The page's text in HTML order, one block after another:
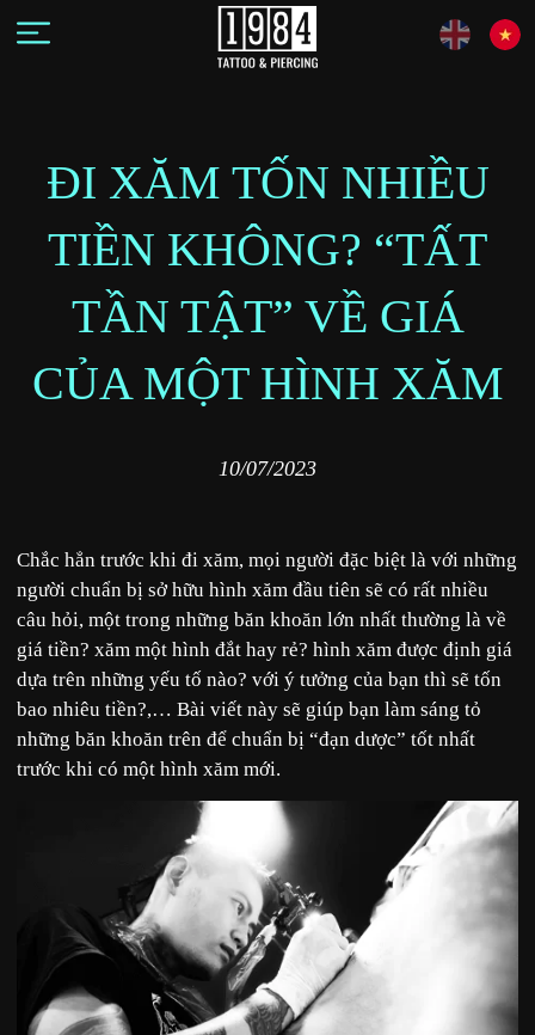
ĐI XĂM TỐN NHIỀU
TIỀN KHÔNG? “TẤT
TẦN TẬT” VỀ GIÁ
CỦA MỘT HÌNH XĂM
10/07/2023
Chắc hẳn trước khi đi xăm, mọi người đặc biệt là với những
người chuẩn bị sở hữu hình xăm đầu tiên sẽ có rất nhiều
câu hỏi, một trong những băn khoăn lớn nhất thường là về
giá tiền? xăm một hình đắt hay rẻ? hình xăm được định giá
dựa trên những yếu tố nào? với ý tưởng của bạn thì sẽ tốn
bao nhiêu tiền?,… Bài viết này sẽ giúp bạn làm sáng tỏ
những băn khoăn trên để chuẩn bị “đạn dược” tốt nhất
trước khi có một hình xăm mới.